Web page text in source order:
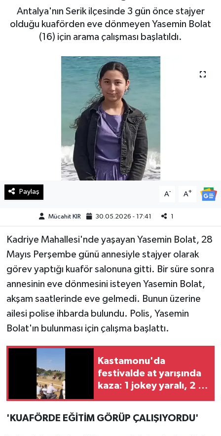
Antalya'nın Serik ilçesinde 3 gün önce stajyer
olduğu kuaförden eve dönmeyen Yasemin Bolat
(16) için arama çalışması başlatıldı.
Paylaş A- A+
Mücahit KIR 30.05.2026 - 17:41 1
Kadriye Mahallesi'nde yaşayan Yasemin Bolat, 28
Mayıs Perşembe günü annesiyle stajyer olarak
görev yaptığı kuaför salonuna gitti. Bir süre sonra
annesinin eve dönmesini isteyen Yasemin Bolat,
akşam saatlerinde eve gelmedi. Bunun üzerine
ailesi polise ihbarda bulundu. Polis, Yasemin
Bolat'ın bulunması için çalışma başlattı.
Kastamonu'da
festivalde at yarışında
kaza: 1 jokey yaralı, 2 at
'KUAFÖRDE EĞİTİM GÖRÜP ÇALIŞIYORDU'
Haberde İnsan
Kültür Sanat
Resmi İlan
Spor
SürManşet
Teknoloji
Yaşam
KAHRAMANMARAŞ